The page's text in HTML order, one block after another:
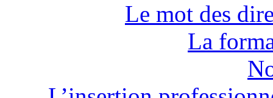
Le mot des
La